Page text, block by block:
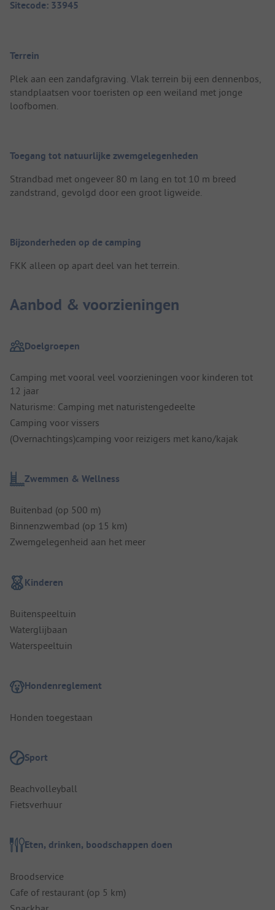
Sitecode: 33945
Terrein
Plek aan een zandafgraving. Vlak terrein bij een dennenbos,
standplaatsen voor toeristen op een weiland met jonge
loofbomen.
Toegang tot natuurlijke zwemgelegenheden
Strandbad met ongeveer 80 m lang en tot 10 m breed
zandstrand, gevolgd door een groot ligweide.
Bijzonderheden op de camping
FKK alleen op apart deel van het terrein.
Aanbod & voorzieningen
Doelgroepen
Camping met vooral veel voorzieningen voor kinderen tot
12 jaar
Naturisme: Camping met naturistengedeelte
Camping voor vissers
(Overnachtings)camping voor reizigers met kano/kajak
Zwemmen & Wellness
Buitenbad (op 500 m)
Binnenzwembad (op 15 km)
Zwemgelegenheid aan het meer
Kinderen
Buitenspeeltuin
Waterglijbaan
Waterspeeltuin
Hondenreglement
Honden toegestaan
Sport
Beachvolleyball
Fietsverhuur
Eten, drinken, boodschappen doen
Broodservice
Cafe of restaurant (op 5 km)